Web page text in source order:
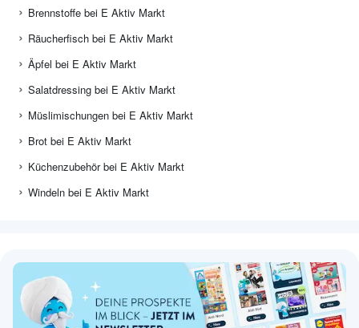
Brennstoffe bei E Aktiv Markt
Räucherfisch bei E Aktiv Markt
Äpfel bei E Aktiv Markt
Salatdressing bei E Aktiv Markt
Müslimischungen bei E Aktiv Markt
Brot bei E Aktiv Markt
Küchenzubehör bei E Aktiv Markt
Windeln bei E Aktiv Markt